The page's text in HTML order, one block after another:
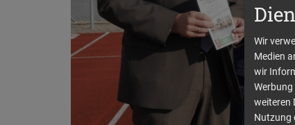
Wir
Medien
wir
weiteren
Nutzung